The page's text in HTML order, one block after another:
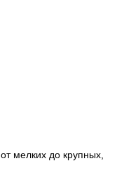
мелких до крупных,